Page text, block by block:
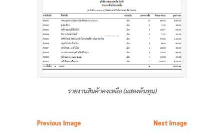
รายงานสินค้าคงเหลือ (แสดงต้นทุน)
Previous Image Next Image